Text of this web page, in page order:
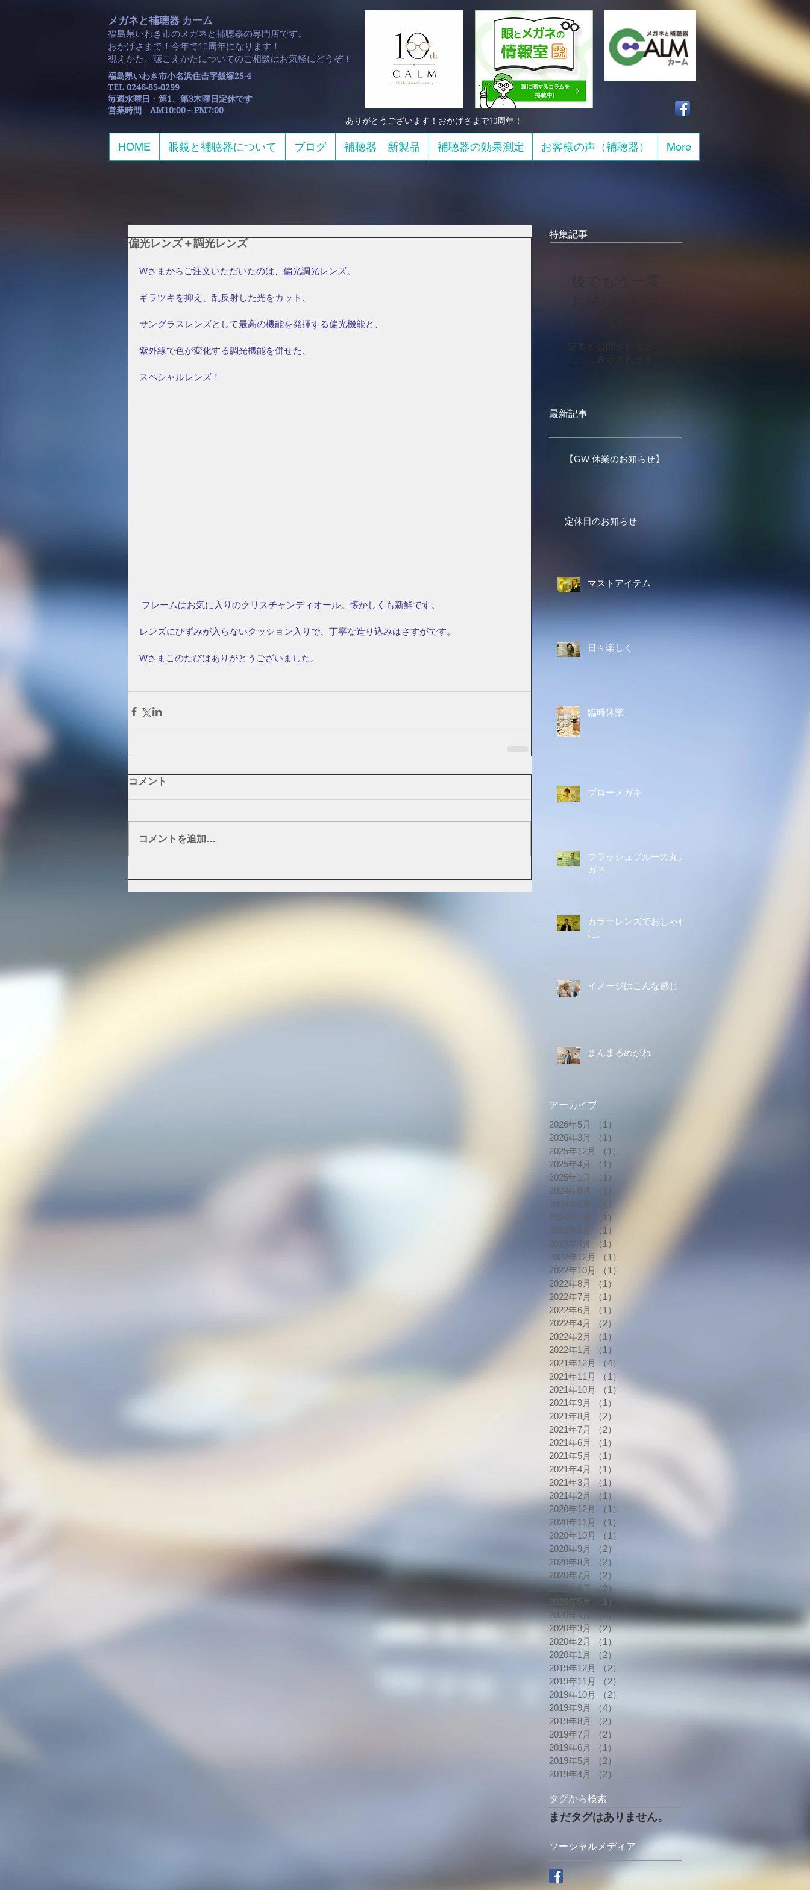
メガネと補聴器 カーム
福島県いわき市のメガネと補聴器の専門店です。
おかげさまで！今年で10周年になります！​
​視えかた、聴こえかたについてのご相談はお気軽にどうぞ！
HOME 眼鏡と補聴器について ブログ 補聴器 新製品 補聴器の効果測定 お客様の声（補聴器） More
福島県いわき市小名浜住吉字飯塚25-4
TEL 0246-85-0299
毎週水曜日・第1、第3木曜日定休です
​営業時間 AM10:00～PM7:00
​ありがとうございます！おかげさまで10周年！
偏光レンズ＋調光レンズ
Wさまからご注文いただいたのは、偏光調光レンズ。
ギラツキを抑え、乱反射した光をカット、
サングラスレンズとして最高の機能を発揮する偏光機能と、
紫外線で色が変化する調光機能を併せた、
スペシャルレンズ！
フレームはお気に入りのクリスチャンディオール。懐かしくも新鮮です。
レンズにひずみが入らないクッション入りで、丁寧な造り込みはさすがです。
Wさまこのたびはありがとうございました。
コメント
コメントを追加…
特集記事
ここに表示されます。
最新記事
【GW 休業のお知らせ】
定休日のお知らせ
マストアイテム
日々楽しく
臨時休業
ブローメガネ
フラッシュブルーの丸メ
ガネ
カラーレンズでおしゃれ
に。
イメージはこんな感じ
まんまるめがね
アーカイブ
2026年5月
（1）
2026年3月
（1）
2025年12月
（1）
2025年4月
（1）
2025年1月
（1）
2024年8月
（1）
2024年5月
（1）
2024年1月
（1）
2023年8月
（1）
2023年4月
（1）
2022年12月
（1）
2022年10月
（1）
2022年8月
（1）
2022年7月
（1）
2022年6月
（1）
2022年4月
（2）
2022年2月
（1）
2022年1月
（1）
2021年12月
（4）
2021年11月
（1）
2021年10月
（1）
2021年9月
（1）
2021年8月
（2）
2021年7月
（2）
2021年6月
（1）
2021年5月
（1）
2021年4月
（1）
2021年3月
（1）
2021年2月
（1）
2020年12月
（1）
2020年11月
（1）
2020年10月
（1）
2020年9月
（2）
2020年8月
（2）
2020年7月
（2）
2020年6月 （2）2件の記事
2020年5月
（1）
1件の記事
2020年4月 （2）2件の記事
2020年3月 （2）2件の記事
2020年2月
（1）
2020年1月
（2）
2019年12月
（2）
2019年11月
（2）
2019年10月
（2）
2019年9月
（4）
2019年8月
（2）
2019年7月
（2）
2019年6月
（1）
2019年5月
（2）
2019年4月
（2）
タグから検索
まだタグはありません。
ソーシャルメディア